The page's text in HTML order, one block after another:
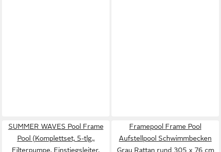
SUMMER WAVES Pool Frame
Pool (Komplettset, 5-tlg.,
Filterpumpe, Einstiegsleiter,
Framepool Frame Pool
Aufstellpool Schwimmbecken
Grau Rattan rund 305 x 76 cm